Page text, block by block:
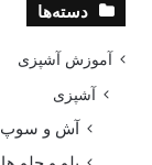
دسته‌ها
آموزش آشپزی
آشپزی
آش و سوپ